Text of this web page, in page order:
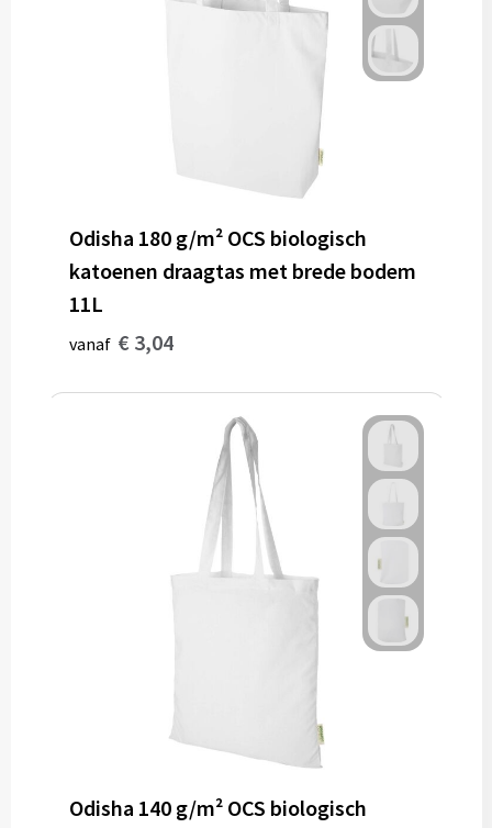
Odisha 180 g/m² OCS biologisch
katoenen draagtas met brede bodem
11L
vanaf € 3,04
Odisha 140 g/m² OCS biologisch